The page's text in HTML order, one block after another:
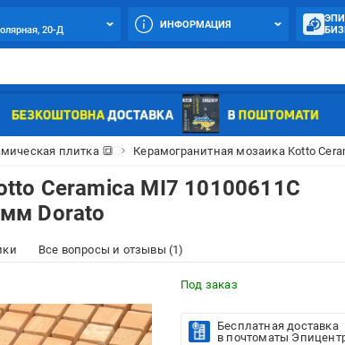
20-Д
ИНФОРМАЦИЯ
плитка 🔳 Керамогранитная мозаика Kotto
Ceramica MI7 10100611C
Dorato
Все вопросы и отзывы (1)
Под заказ
Бесплатная доставка
в почтоматы